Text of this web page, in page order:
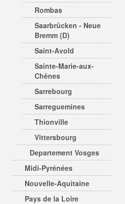
Rombas
Saarbrücken - Neue
Bremm (D)
Saint-Avold
Sainte-Marie-aux-
Chênes
Sarrebourg
Sarreguemines
Thionville
Vittersbourg
Departement Vosges
Midi-Pyrénées
Nouvelle-Aquitaine
Pays de la Loire